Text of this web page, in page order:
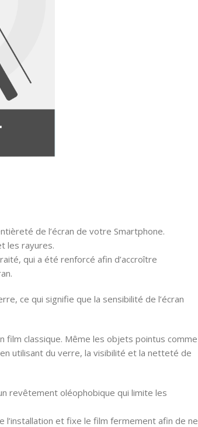
de l’écran de votre Smartphone.
les rayures.
qui a été renforcé afin d’accroître
ce qui signifie que la sensibilité de l’écran
film classique. Même les objets pointus comme
utilisant du verre, la visibilité et la netteté de
revêtement oléophobique qui limite les
l’installation et fixe le film fermement afin de ne